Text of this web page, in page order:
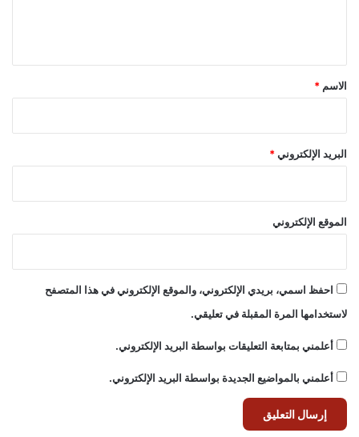
*
الاسم *
البريد الإلكتروني*
الموقع الإلكتروني
احفظ اسمي، بريدي الإلكتروني، والموقع الإلكتروني في هذا المتصفح
لاستخدامها المرة المقبلة في تعليقي.
أعلمني بمتابعة التعليقات بواسطة البريد الإلكتروني.
أعلمني بالمواضيع الجديدة بواسطة البريد الإلكتروني.